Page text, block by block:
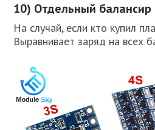
10) Отдельный балансир
На случай, если кто купил
Выравнивает заряд на всех